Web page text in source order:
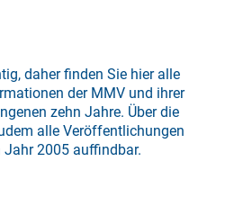
daher finden Sie hier alle
der MMV und ihrer
zehn Jahre. Über die
alle Veröffentlichungen
2005 auffindbar.